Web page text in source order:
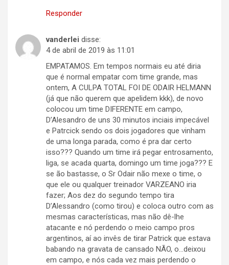
Responder
vanderlei disse:
4 de abril de 2019 às 11:01
EMPATAMOS. Em tempos normais eu até diria
que é normal empatar com time grande, mas
ontem, A CULPA TOTAL FOI DE ODAIR HELMANN
(já que não querem que apelidem kkk), de novo
colocou um time DIFERENTE em campo,
D’Alesandro de uns 30 minutos inciais impecável
e Patrcick sendo os dois jogadores que vinham
de uma longa parada, como é pra dar certo
isso??? Quando um time irá pegar entrosamento,
liga, se acada quarta, domingo um time joga??? E
se ão bastasse, o Sr Odair não mexe o time, o
que ele ou qualquer treinador VARZEANO iria
fazer; Aos dez do segundo tempo tira
D’Alessandro (como tirou) e coloca outro com as
mesmas características, mas não dê-lhe
atacante e nó perdendo o meio campo pros
argentinos, aí ao invês de tirar Patrick que estava
babando na gravata de cansado NÃO, o…deixou
em campo, e nós cada vez mais perdendo o